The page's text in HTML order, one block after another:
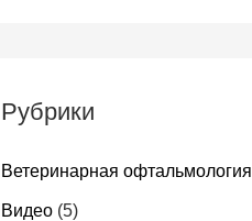
Рубрики
Ветеринарная офтальмология
Видео (5)